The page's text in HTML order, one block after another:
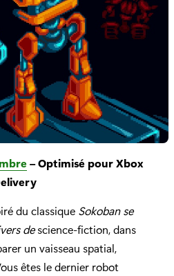
– Optimisé pour Xbox
du classique Sokoban se
descience-fiction, dans
un vaisseau spatial,
êtes le dernier robot